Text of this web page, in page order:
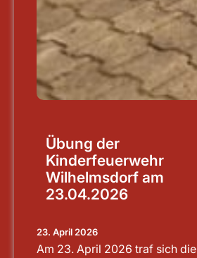
Übung der
Kinderfeuerwehr
Wilhelmsdorf am
23.04.2026
23. April 2026
Am 23. April 2026 traf sich die